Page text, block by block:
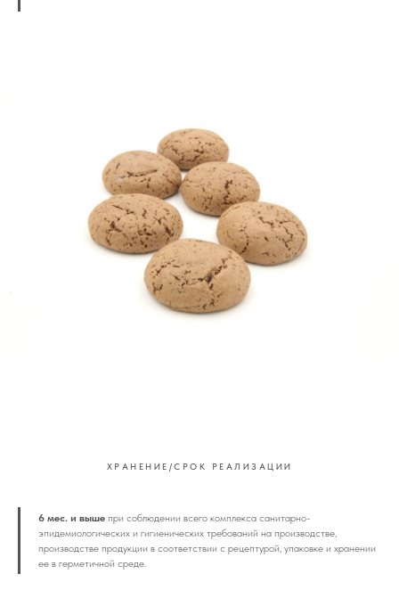
ХРАНЕНИЕ/СРОК РЕАЛИЗАЦИИ
6 мес. и выше при соблюдении всего комплекса санитарно-
эпидемиологических и гигиенических требований на производстве,
производстве продукции в соответствии с рецептурой, упаковке и хранении
ее в герметичной среде.